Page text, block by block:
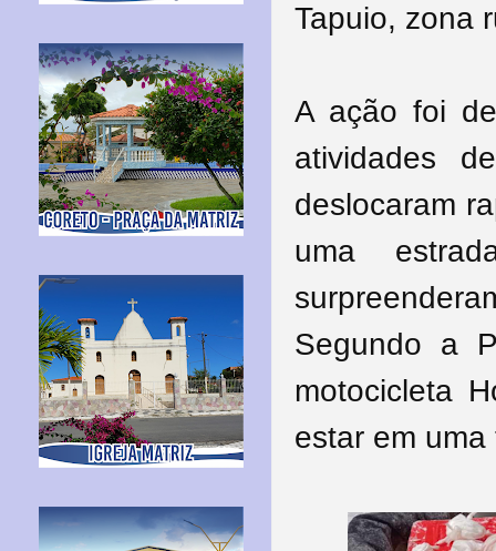
Tapuio, zona
A ação foi
atividades
deslocaram
uma
Segundo a
motocicleta
estar em